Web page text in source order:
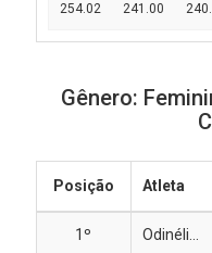
254.02 241.00
Gênero:
Posição Atleta
1º Odinéli...